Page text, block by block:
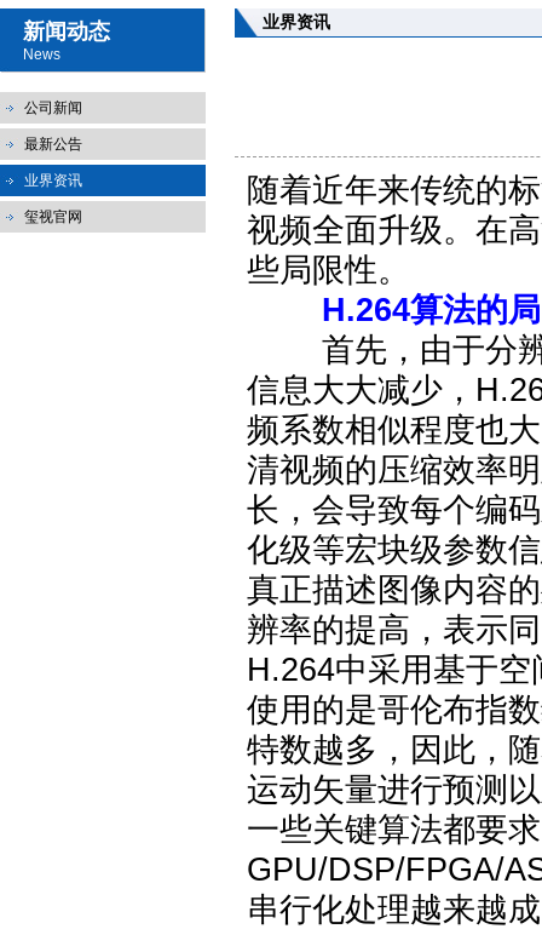
新闻动态
News
公司新闻
最新公告
业界资讯
玺视官网
业界资讯
随着近年来传统的
视频全面升级。在
些局限性。
H.264算法的
首先，由于分辨
信息大大减少，
频系数相似程度也
清视频的压缩效率
长，会导致每个编
化级等宏块级参数
真正描述图像内容
辨率的提高，表示
H.264中采用基于
使用的是哥伦布指
特数越多，因此，
运动矢量进行预测
一些关键算法都要
GPU/DSP/FPGA/
串行化处理越来越